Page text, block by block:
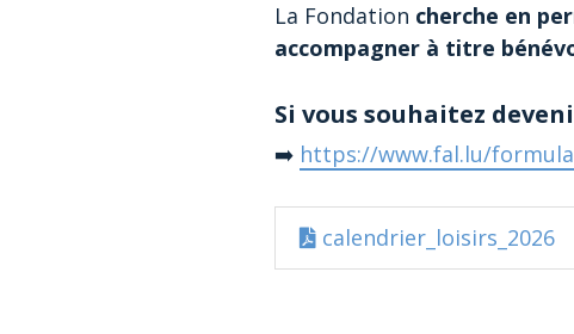
La Fondation cherche en
accompagner à titre
Si vous souhaitez
➡️ https://www.fal.lu/
calendrier_loisirs_2026